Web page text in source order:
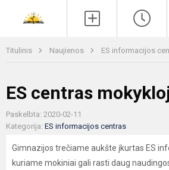
Titulinis Naujienos ES informacijos
ES centras
Paskelbta: 2020-02-11
Kategorija: ES informacijos centras
Gimnazijos trečiame aukšte įkurtas ES
kuriame mokiniai gali rasti daug